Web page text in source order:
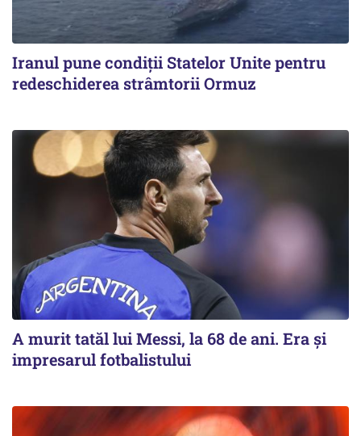
Iranul pune condiții Statelor Unite pentru
redeschiderea strâmtorii Ormuz
A murit tatăl lui Messi, la 68 de ani. Era și
impresarul fotbalistului